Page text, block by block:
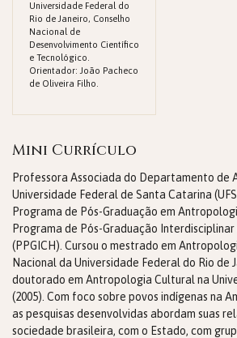
Universidade Federal do
Rio de Janeiro, Conselho
Nacional de
Desenvolvimento Científico
e Tecnológico.
Orientador: João Pacheco
de Oliveira Filho.
Mini Currículo
Professora Associada do Departamento de
Universidade Federal de Santa Catarina
Programa de Pós-Graduação em
Programa de Pós-Graduação Interdisciplinar
(PPGICH). Cursou o mestrado em
Nacional da Universidade Federal do Rio de
doutorado em Antropologia Cultural na
(2005). Com foco sobre povos indígenas na
as pesquisas desenvolvidas abordam suas
sociedade brasileira, com o Estado, com